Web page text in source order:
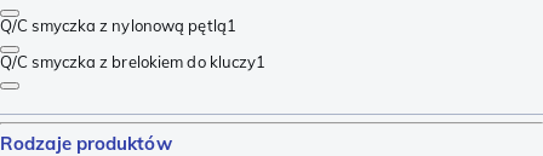
Q/C smyczka z nylonową pętlą1
Q/C smyczka z brelokiem do kluczy1
Rodzaje produktów